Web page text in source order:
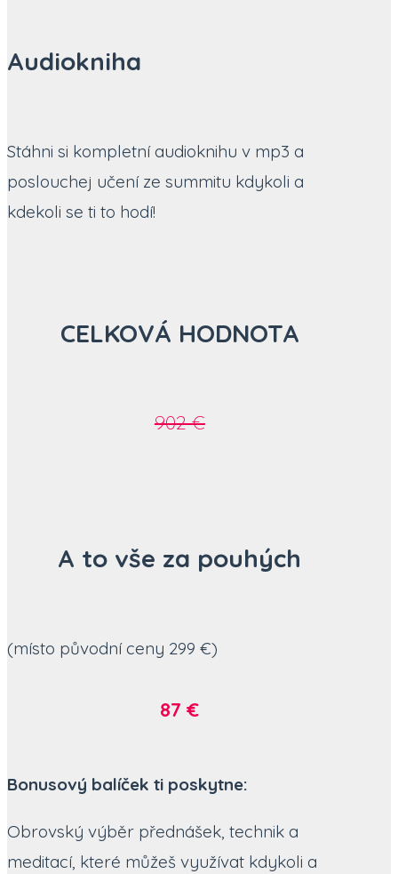
Audiokniha
Stáhni si kompletní audioknihu v mp3 a
poslouchej učení ze summitu kdykoli a
kdekoli se ti to hodí!
CELKOVÁ HODNOTA
902 €
A to vše za pouhých
(místo původní ceny 299 €)
87 €
Bonusový balíček ti poskytne:
Obrovský výběr přednášek, technik a
meditací, které můžeš využívat kdykoli a